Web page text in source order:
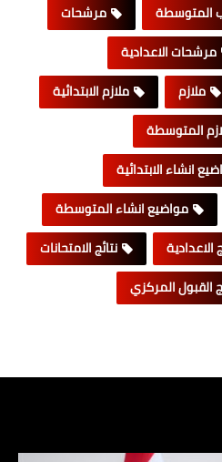
المتوسطة
مرشحات
مرشحات الاعدادية
ملازم
ملازم الابتدائية
المتوسطة
انشاء الابتدائية
مواضيع انشاء المتوسطة
الاعدادية
نتائج الامتحانات
القبول المركزي